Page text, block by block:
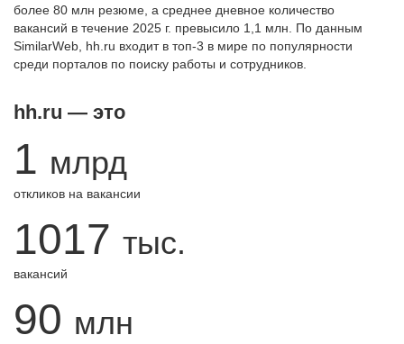
более 80 млн резюме, а среднее дневное количество
вакансий в течение 2025 г. превысило 1,1 млн. По данным
SimilarWeb, hh.ru входит в топ-3 в мире по популярности
среди порталов по поиску работы и сотрудников.
hh.ru — это
1 млрд
откликов на вакансии
1017 тыс.
вакансий
90 млн